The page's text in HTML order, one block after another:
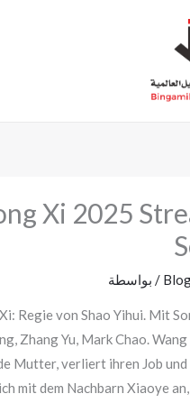
Xi 2025
/ بواسطة
Regie von Shao Yihui. Mit
Zhang Yu, Mark Chao.
Mutter, verliert ihren Job und
mit dem Nachbarn Xiaoye